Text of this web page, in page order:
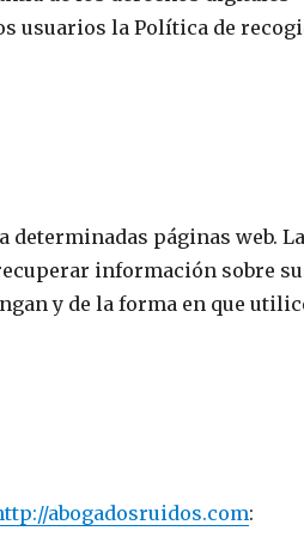
usuarios la Política de
determinadas páginas web.
información sobre
y de la forma en que
abogadosruidos.com: